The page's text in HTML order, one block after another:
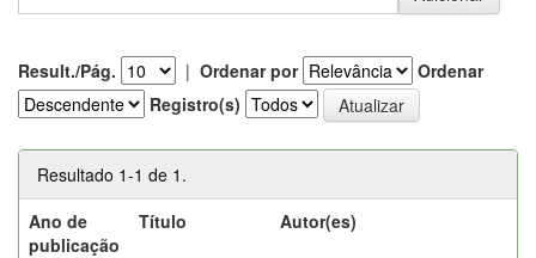
Result./Pág. | Ordenar por
Ordenar
Registro(s)
Resultado 1-1 de 1.
Ano de
publicação
Título Autor(es)